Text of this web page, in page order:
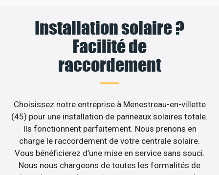
Installation solaire ?
Facilité de
raccordement
Choisissez notre entreprise à Menestreau-en-villette
(45) pour une installation de panneaux solaires totale.
Ils fonctionnent parfaitement. Nous prenons en
charge le raccordement de votre centrale solaire.
Vous bénéficierez d’une mise en service sans souci.
Nous nous chargeons de toutes les formalités de